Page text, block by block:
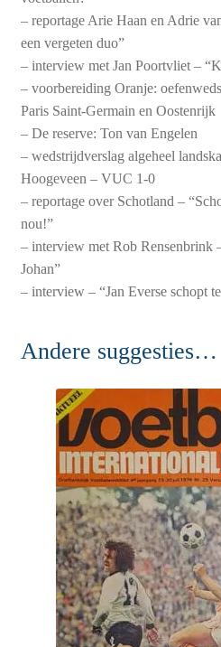
– reportage Arie Haan en Adrie
een vergeten duo”
– interview met Jan Poortvliet –
– voorbereiding Oranje:
Paris Saint-Germain en Oostenrijk
– De reserve: Ton van Engelen
– wedstrijdverslag algeheel
Hoogeveen – VUC 1-0
– reportage over Schotland –
nou!”
– interview met Rob Rensenbrink
Johan”
– interview – “Jan Everse schopt
Andere suggesties…